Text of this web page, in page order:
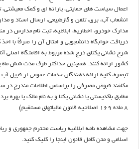
اعمال سیاست های حمایتی، یارانه ای و کمک
انشعاب آب، برق، تلفن و گازطبیعی، ارسال اسناد و
مدارک خودرو، اخطاریه، ابلاغیه، ثبت نام مدارس در
دریافت خوابگاه دانشجویی و امثال آن را صرفاً با
شرح نشانی یکتای درج شده مربوط به اقامتگاه اصلی
کشور ارائه کنند. همچنین حداکثر ظرف مدت شش ماه
تبصره، کلیه ارائه دهندگان خدمات عمومی از قبیل آب
مکلفند قبوض مصرفی را براساس اطلاعات مندرج در
۸ ماده ۱۶۹ اصلاحیه قانون مالیاتهای مستقیم)
جهت مشاهده نامه ابلاغیه ریاست محترم جمهوری و
اسلامی و متن کامل قانون اینجا را کلیک کنید.